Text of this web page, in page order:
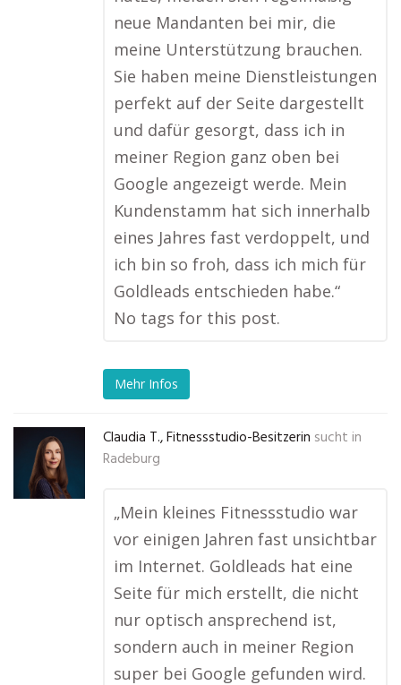
neue Mandanten bei mir, die
meine Unterstützung brauchen.
Sie haben meine Dienstleistungen
perfekt auf der Seite dargestellt
und dafür gesorgt, dass ich in
meiner Region ganz oben bei
Google angezeigt werde. Mein
Kundenstamm hat sich innerhalb
eines Jahres fast verdoppelt, und
ich bin so froh, dass ich mich für
Goldleads entschieden habe.“
No tags for this post.
Mehr Infos
Claudia T., Fitnessstudio-Besitzerin sucht in
Radeburg
„Mein kleines Fitnessstudio war
vor einigen Jahren fast unsichtbar
im Internet. Goldleads hat eine
Seite für mich erstellt, die nicht
nur optisch ansprechend ist,
sondern auch in meiner Region
super bei Google gefunden wird.